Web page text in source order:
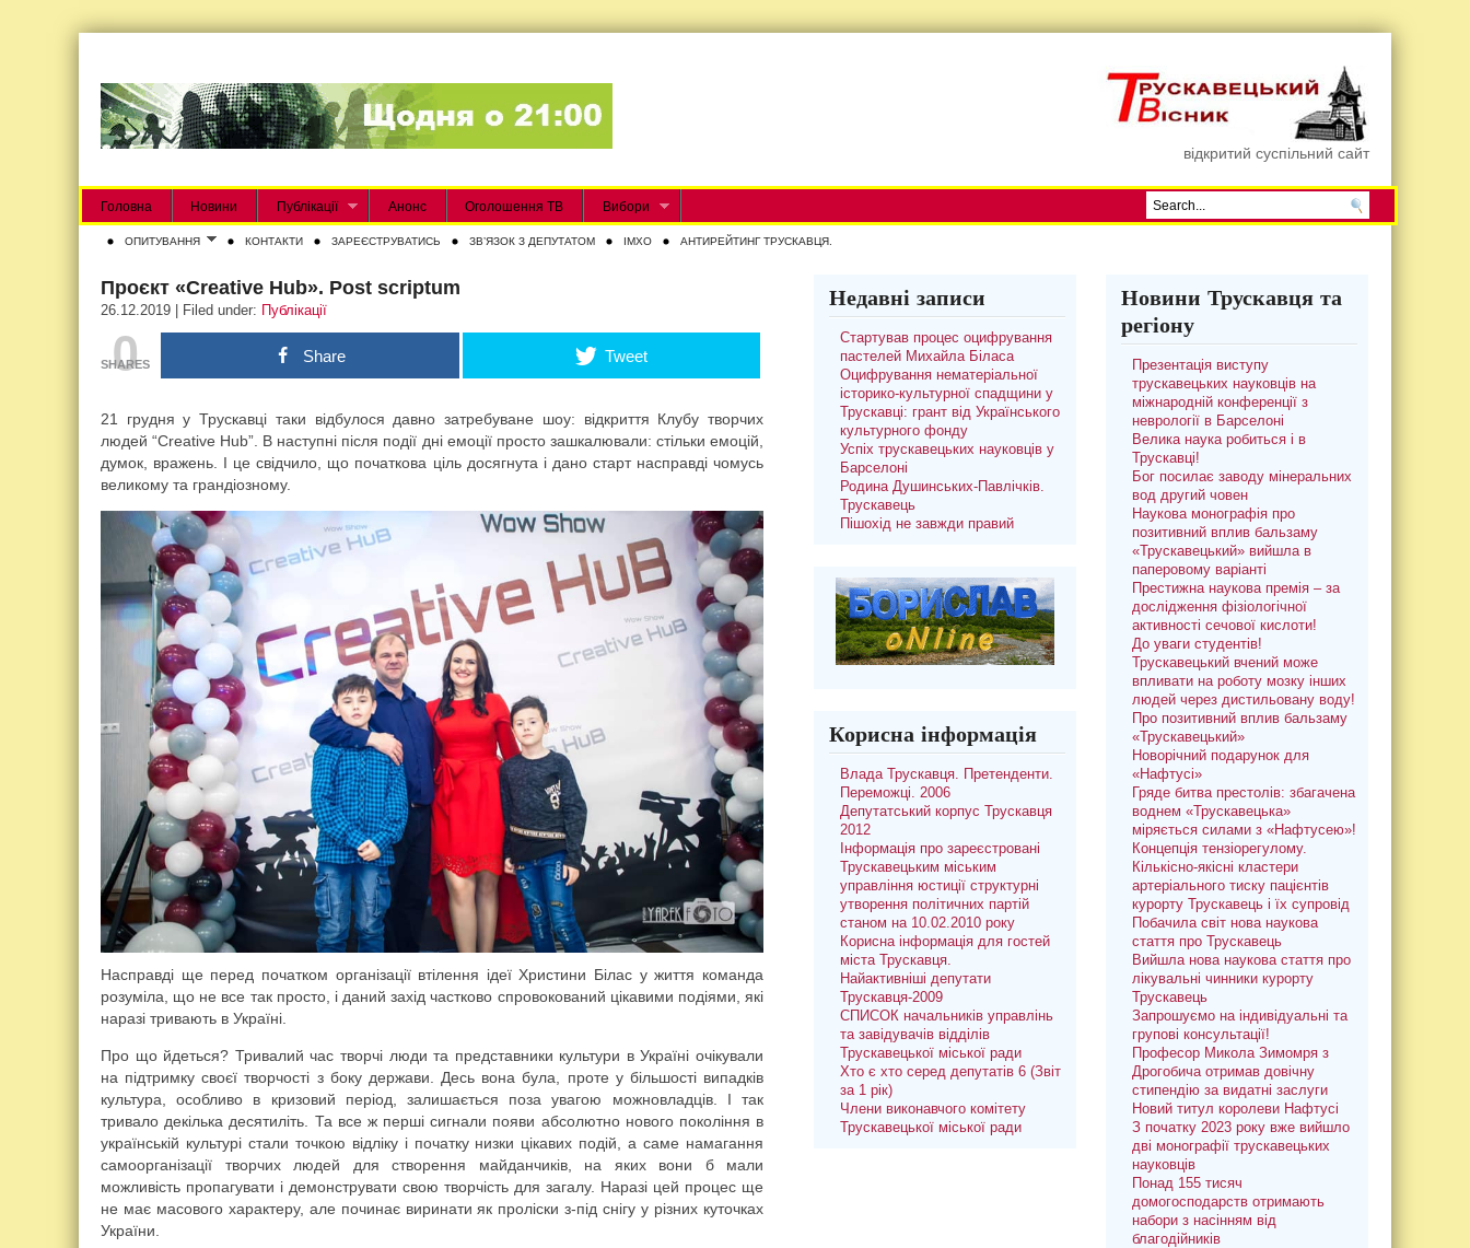
відкритий суспільний сайт
Головна Новини Публікації Анонс Оголошення ТВ Вибори
ОПИТУВАННЯ КОНТАКТИ ЗАРЕЄСТРУВАТИСЬ ЗВʼЯЗОК З ДЕПУТАТОМ IMXO АНТИРЕЙТИНГ ТРУСКАВЦЯ.
Проєкт «Creative Hub». Post scriptum
26.12.2019 | Filed under: Публікації
0
SHARES Share Tweet
21 грудня у Трускавці таки відбулося давно затребуване шоу: відкриття Клубу творчих
людей “Creative Hub”. В наступні після події дні емоції просто зашкалювали: стільки емоцій,
думок, вражень. І це свідчило, що початкова ціль досягнута і дано старт насправді чомусь
великому та грандіозному.
Насправді ще перед початком організації втілення ідеї Христини Білас у життя команда
розуміла, що не все так просто, і даний захід частково спровокований цікавими подіями, які
наразі тривають в Україні.
Про що йдеться? Тривалий час творчі люди та представники культури в Україні очікували
на підтримку своєї творчості з боку держави. Десь вона була, проте у більшості випадків
культура, особливо в кризовий період, залишається поза увагою можновладців. І так
тривало декілька десятиліть. Та все ж перші сигнали появи абсолютно нового покоління в
українській культурі стали точкою відліку і початку низки цікавих подій, а саме намагання
самоорганізації творчих людей для створення майданчиків, на яких вони б мали
можливість пропагувати і демонструвати свою творчість для загалу. Наразі цей процес ще
не має масового характеру, але починає виринати як проліски з-під снігу у різних куточках
України.
Недавні записи
Стартував процес оцифрування
пастелей Михайла Біласа
Оцифрування нематеріальної
історико-культурної спадщини у
Трускавці: грант від Українського
культурного фонду
Успіх трускавецьких науковців у
Барселоні
Родина Душинських-Павлічків.
Трускавець
Пішохід не завжди правий
Корисна інформація
Влада Трускавця. Претенденти.
Переможці. 2006
Депутатський корпус Трускавця
2012
Інформація про зареєстровані
Трускавецьким міським
управління юстиції структурні
утворення політичних партій
станом на 10.02.2010 року
Корисна інформація для гостей
міста Трускавця.
Найактивніші депутати
Трускавця-2009
СПИСОК начальників управлінь
та завідувачів відділів
Трускавецької міської ради
Хто є хто серед депутатів 6 (Звіт
за 1 рік)
Члени виконавчого комітету
Трускавецької міської ради
Новини Трускавця та
регіону
Презентація виступу
трускавецьких науковців на
міжнародній конференції з
неврології в Барселоні
Велика наука робиться і в
Трускавці!
Бог посилає заводу мінеральних
вод другий човен
Наукова монографія про
позитивний вплив бальзаму
«Трускавецький» вийшла в
паперовому варіанті
Престижна наукова премія – за
дослідження фізіологічної
активності сечової кислоти!
До уваги студентів!
Трускавецький вчений може
впливати на роботу мозку інших
людей через дистильовану воду!
Про позитивний вплив бальзаму
«Трускавецький»
Новорічний подарунок для
«Нафтусі»
Гряде битва престолів: збагачена
воднем «Трускавецька»
міряється силами з «Нафтусею»!
Концепція тензіорегулому.
Кількісно-якісні кластери
артеріального тиску пацієнтів
курорту Трускавець і їх супровід
Побачила світ нова наукова
стаття про Трускавець
Вийшла нова наукова стаття про
лікувальні чинники курорту
Трускавець
Запрошуємо на індивідуальні та
групові консультації!
Професор Микола Зимомря з
Дрогобича отримав довічну
стипендію за видатні заслуги
Новий титул королеви Нафтусі
З початку 2023 року вже вийшло
дві монографії трускавецьких
науковців
Понад 155 тисяч
домогосподарств отримають
набори з насінням від
благодійників